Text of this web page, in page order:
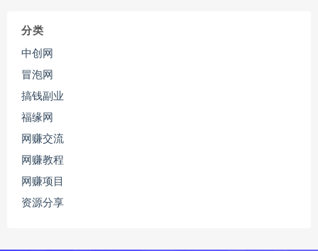
分类
中创网
冒泡网
搞钱副业
福缘网
网赚交流
网赚教程
网赚项目
资源分享